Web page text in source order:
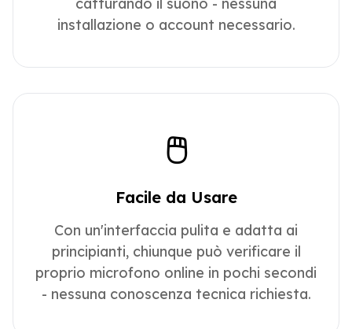
installazione o account necessario.
🖱️
Facile da Usare
Con un'interfaccia pulita e adatta ai
principianti, chiunque può verificare il
proprio microfono online in pochi secondi
- nessuna conoscenza tecnica richiesta.